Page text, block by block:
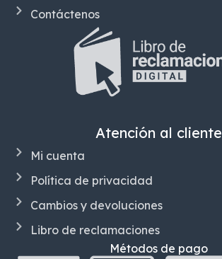
Contáctenos
Atención al cliente
Mi cuenta
Política de privacidad
Cambios y devoluciones
Libro de reclamaciones
Métodos de pago